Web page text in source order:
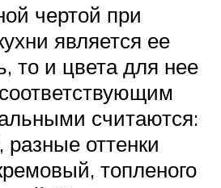
чертой при
является ее
то и цвета для нее
считаются:
разные оттенки
топленого